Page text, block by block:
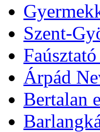
Szent-
Árpád
Bertalan